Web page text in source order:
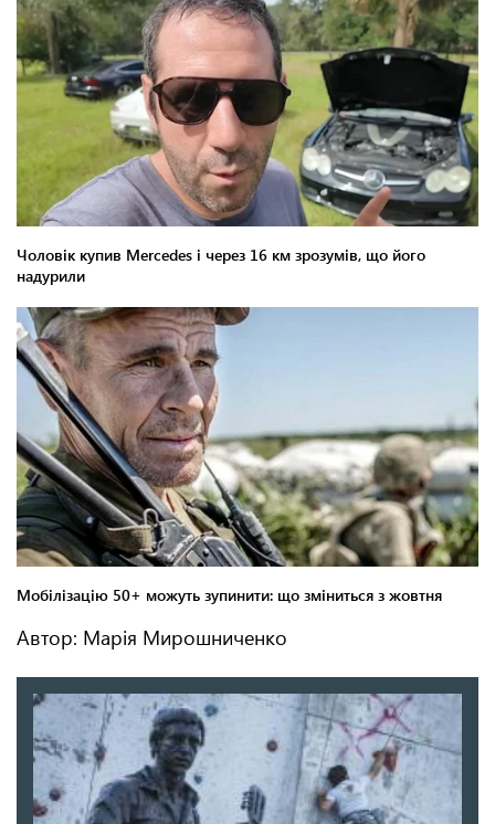
Автор: Марія Мирошниченко